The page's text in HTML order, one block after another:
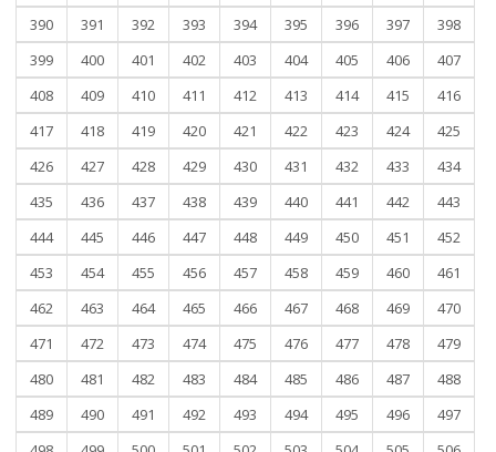
390
391 392 393 394 395 396 397
398
399
400 401 402 403 404 405 406
407
408
409 410 411 412 413 414 415
416
417
418 419 420 421 422 423 424
425
426
427 428 429 430 431 432 433
434
435
436 437 438 439 440 441 442
443
444
445 446 447 448 449 450 451
452
453
454 455 456 457 458 459 460
461
462
463 464 465 466 467 468 469
470
471
472 473 474 475 476 477 478
479
480
481 482 483 484 485 486 487
488
489
490 491 492 493 494 495 496
497